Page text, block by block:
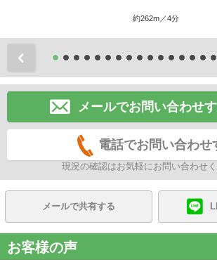
約262m／4分
メールでお問い合わせ
電話でお問い合わせ
現況の確認はお気軽にお問い合わせく
メールで共有する
お客様の声